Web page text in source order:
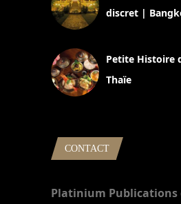
discret |
Petite Histoire
Thaïe
CONTACT
Platinium Publications